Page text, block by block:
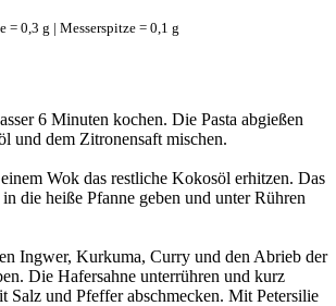
= 0,3 g | Messerspitze = 0,1 g
6 Minuten kochen. Die Pasta abgießen
und dem Zitronensaft mischen.
Wok das restliche Kokosöl erhitzen. Das
die heiße Pfanne geben und unter Rühren
Ingwer, Kurkuma, Curry und den Abrieb der
Die Hafersahne unterrühren und kurz
Salz und Pfeffer abschmecken. Mit Petersilie